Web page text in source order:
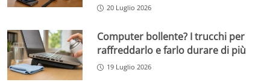
20 Luglio 2026
Computer bollente? I trucchi per
raffreddarlo e farlo durare di più
19 Luglio 2026